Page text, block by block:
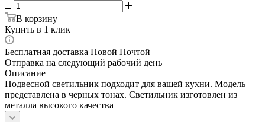
В корзину
Купить в 1 клик
Бесплатная доставка Новой Почтой
Отправка на следующий рабочий день
Описание
Подвесной светильник подходит для вашей кухни. Модель
представлена в черных тонах. Светильник изготовлен из
металла высокого качества